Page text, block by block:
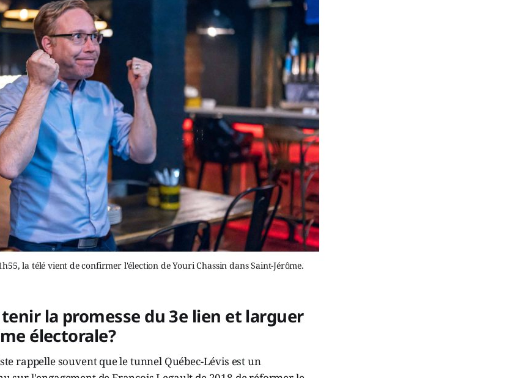
la télé vient de confirmer l'élection de Youri Chassin dans Saint-Jérôme.
la promesse du 3e lien et larguer
électorale?
rappelle souvent que le tunnel Québec-Lévis est un